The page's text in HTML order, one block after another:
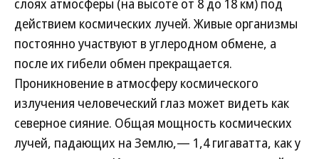
слоях атмосферы (на высоте от 8 до 18 км) под
действием космических лучей. Живые организмы
постоянно участвуют в углеродном обмене, а
после их гибели обмен прекращается.
Проникновение в атмосферу космического
излучения человеческий глаз может видеть как
северное сияние. Общая мощность космических
лучей, падающих на Землю,— 1,4 гигаватта, как у